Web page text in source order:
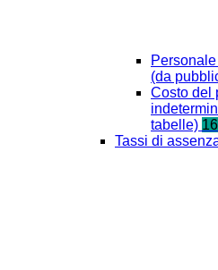
(da
Costo del
tabelle) 16
Tassi di